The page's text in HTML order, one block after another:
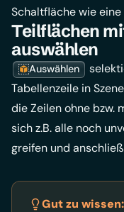
Schaltfläche wie
Teilflächen
auswählen
Auswählen
Tabellenzeile in
die Zeilen ohne bzw.
sich z.B. alle noch
greifen und
Gut zu wissen: